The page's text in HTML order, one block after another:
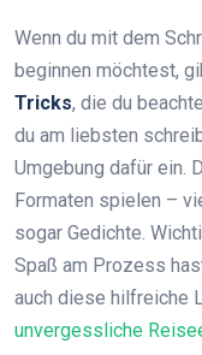
Wenn du mit dem
beginnen möchtest,
Tricks, die du
du am liebsten
Umgebung dafür ein.
Formaten spielen –
sogar Gedichte.
Spaß am Prozess
auch diese hilfreiche
unvergessliche